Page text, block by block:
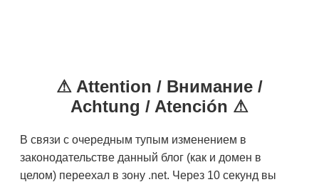
⚠ Attention / Внимание /
Achtung / Atención ⚠
В связи с очередным тупым изменением в
законодательстве данный блог (как и домен в
целом) переехал в зону .net. Через 10 секунд вы